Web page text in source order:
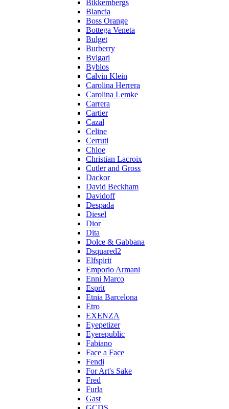
Bikkembergs
Blancia
Boss Orange
Bottega Veneta
Bulget
Burberry
Bvlgari
Byblos
Calvin Klein
Carolina Herrera
Carolina Lemke
Carrera
Cartier
Cazal
Celine
Cerruti
Chloe
Christian Lacroix
Cutler and Gross
Dackor
David Beckham
Davidoff
Despada
Diesel
Dior
Dita
Dolce & Gabbana
Dsquared2
Elfspirit
Emporio Armani
Enni Marco
Esprit
Etnia Barcelona
Etro
EXENZA
Eyepetizer
Eyerepublic
Fabiano
Face a Face
Fendi
For Art's Sake
Fred
Furla
Gast